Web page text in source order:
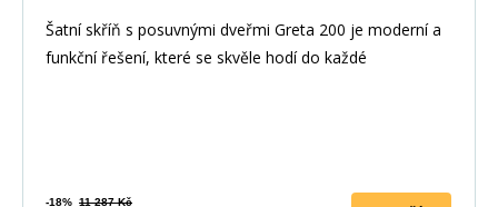
Šatní skříň s posuvnými dveřmi Greta 200 je moderní a
funkční řešení, které se skvěle hodí do každé
-18% 11 287 Kč